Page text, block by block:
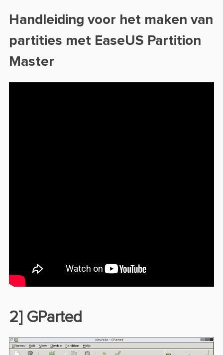
Handleiding voor het maken van
partities met EaseUS Partition
Master
2] GParted